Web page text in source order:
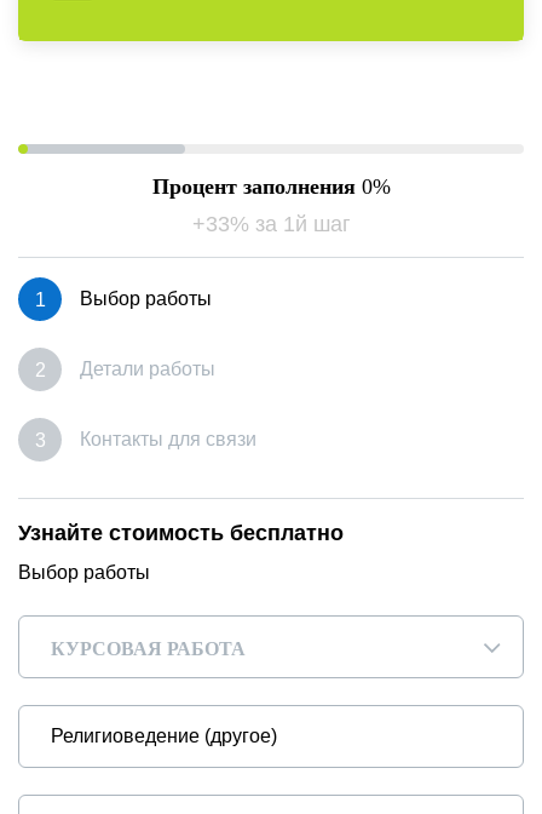
КУРСОВАЯ РАБОТА
Процент заполнения